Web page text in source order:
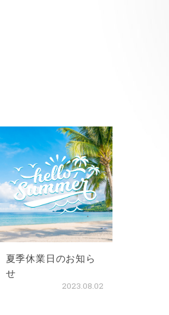
夏季休業日のお知ら
せ
2023.08.02